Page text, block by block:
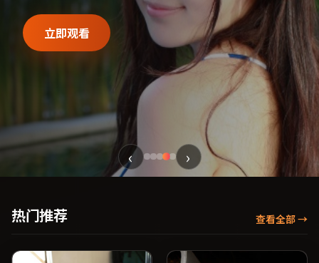
品，值得一看。（国产影视资源大全免费条目索引，支持
片名与演员交叉检索。）
立即观看
‹ ›
热门推荐 查看全部→